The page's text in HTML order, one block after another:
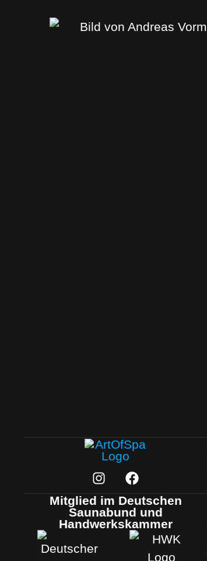
Mitglied im Deutschen
Saunabund und
Handwerkskammer